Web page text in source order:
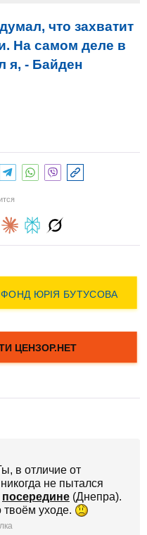
что захватит
На самом деле в
я, - Байден
в отличие от
не пытался
посередине (Днепра).
уходе.